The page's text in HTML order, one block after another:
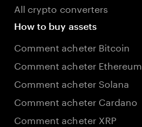
All crypto converters
How to buy assets
Comment acheter Bitcoin
Comment acheter Ethereum
Comment acheter Solana
Comment acheter Cardano
Comment acheter XRP